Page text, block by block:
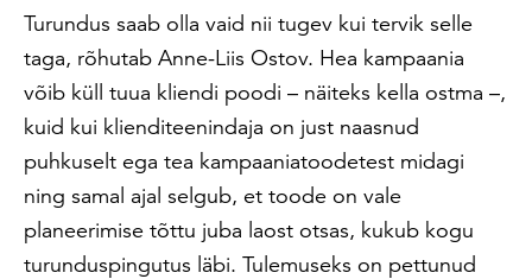
Turundus saab olla vaid nii tugev kui tervik selle
taga, rõhutab Anne-Liis Ostov. Hea kampaania
võib küll tuua kliendi poodi – näiteks kella ostma –,
kuid kui klienditeenindaja on just naasnud
puhkuselt ega tea kampaaniatoodetest midagi
ning samal ajal selgub, et toode on vale
planeerimise tõttu juba laost otsas, kukub kogu
turunduspingutus läbi. Tulemuseks on pettunud